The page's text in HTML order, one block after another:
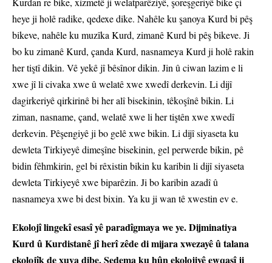
heye ji holê radike, qedexe dike. Nahêle ku şanoya Kurd bi pêş
bikeve, nahêle ku muzîka Kurd, zimanê Kurd bi pêş bikeve. Ji
bo ku zimanê Kurd, çanda Kurd, nasnameya Kurd ji holê rakin
her tiştî dikin. Vê yekê jî bêsînor dikin. Jin û ciwan lazim e li
xwe jî li civaka xwe û welatê xwe xwedî derkevin. Li dijî
dagirkeriyê qirkirinê bi her alî bisekinin, têkoşînê bikin. Li
ziman, nasname, çand, welatê xwe li her tiştên xwe xwedî
derkevin. Pêşengiyê ji bo gelê xwe bikin. Li dijî siyaseta ku
dewleta Tirkiyeyê dimeşîne bisekinin, gel perwerde bikin, pê
bidin fêhmkirin, gel bi rêxistin bikin ku karibin li dijî siyaseta
dewleta Tirkiyeyê xwe biparêzin. Ji bo karibin azadî û
nasnameya xwe bi dest bixin. Ya ku ji wan tê xwestin ev e.
Ekolojî lingekî esasî yê paradîgmaya we ye. Dijminatiya
Kurd û Kurdistanê jî herî zêde di mijara xwezayê û talana
ekolojîk de xuya dibe. Sedema ku hûn ekolojiyê ewqasî ji